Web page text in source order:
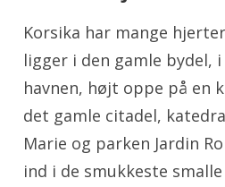
Korsika har mange
ligger i den gamle bydel,
havnen, højt oppe på en
det gamle citadel,
Marie og parken Jardin
ind i de smukkeste